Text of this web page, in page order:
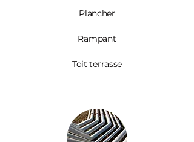
Plancher
Rampant
Toit terrasse